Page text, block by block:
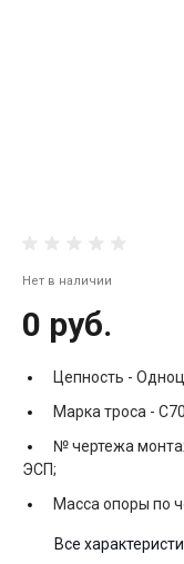
Нет в наличии
0 руб.
Цепность -
Марка троса -
№ чертежа
ЭСП;
Масса опоры по
Все